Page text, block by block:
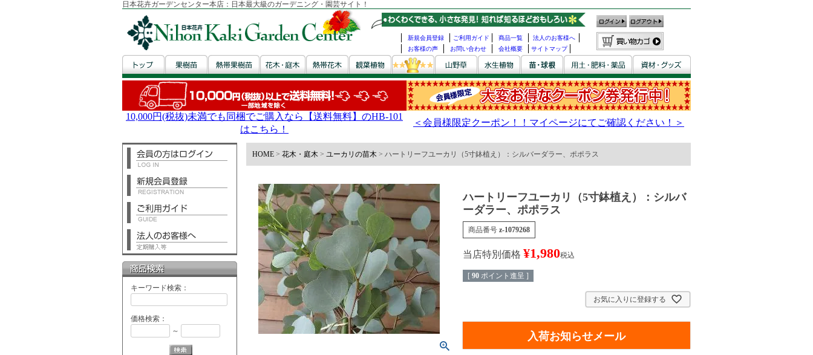
日本花卉ガーデンセンター本店：日本最大級のガーデニング・園芸サイト！
新規会員登録 ご利用ガイド 商品一覧
法人のお客様へ
お客様の声
お問い合わせ 会社概要 サイトマップ
キーワード検索：
価格検索：
～
HOME 花木・庭木 ユーカリの苗木 ハートリーフユーカリ（5寸鉢植え）：シルバーダラー、ポポラス
ハートリーフユーカリ（5寸鉢植え）：シルバ
ーダラー、ポポラス
商品番号 z-1079268
当店特別価格 ¥1,980税込
[ 90 ポイント進呈 ]
お気に入りに登録する
入荷お知らせメール